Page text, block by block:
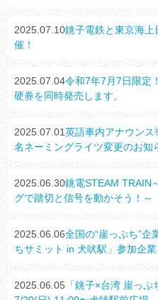
2025.07.10銚子電鉄と東京海
催！
2025.07.04令和7年7月7日限定
硬券を同時発売します。
2025.07.01英語車内アナウンス
名ネーミングライツ変更のお知
2025.06.30銚電STEAM TRAIN
グで踏切と信号を動かそう！～
2025.06.06全国の“崖っぷち”
ちサミット in 犬吠駅」参加企業
2025.06.05 「銚子×台湾 崖っ